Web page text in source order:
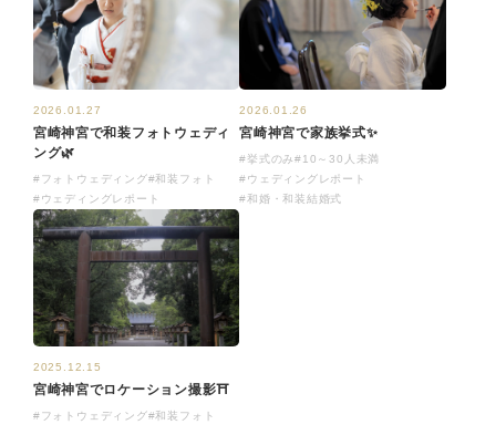
2026.01.27
宮崎神宮で和装フォトウェディ
ング🌿
#フォトウェディング#和装フォト
#ウェディングレポート
2026.01.26
宮崎神宮で家族挙式✨
#挙式のみ#10～30人未満
#ウェディングレポート
#和婚・和装結婚式
2025.12.15
宮崎神宮でロケーション撮影⛩️
#フォトウェディング#和装フォト